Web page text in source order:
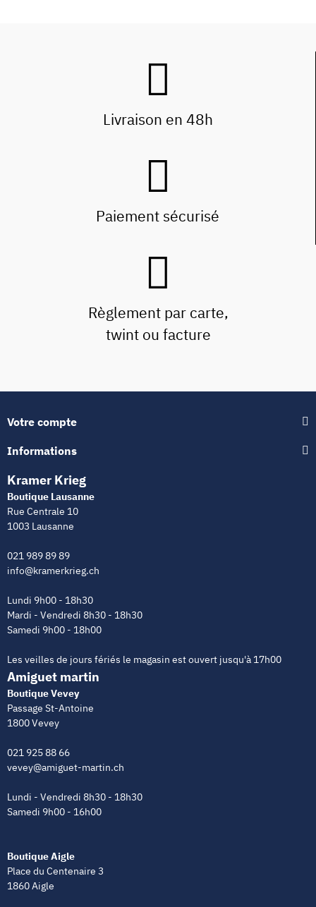
Livraison en 48h
Paiement sécurisé
Règlement par carte,
twint ou facture
Votre compte
Informations
Kramer Krieg
Boutique Lausanne
Rue Centrale 10
1003 Lausanne
021 989 89 89
info@kramerkrieg.ch
Lundi 9h00 - 18h30
Mardi - Vendredi 8h30 - 18h30
Samedi 9h00 - 18h00
Les veilles de jours fériés le magasin est ouvert jusqu'à 17h00
Amiguet martin
Boutique Vevey
Passage St-Antoine
1800 Vevey
021 925 88 66
vevey@amiguet-martin.ch
Lundi - Vendredi 8h30 - 18h30
Samedi 9h00 - 16h00
Boutique Aigle
Place du Centenaire 3
1860 Aigle